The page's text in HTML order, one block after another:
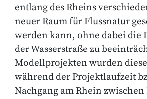
entlang des Rheins
neuer Raum für Flussnatur
werden kann, ohne dabei die
der Wasserstraße zu
Modellprojekten wurden
während der Projektlaufzeit
Nachgang am Rhein